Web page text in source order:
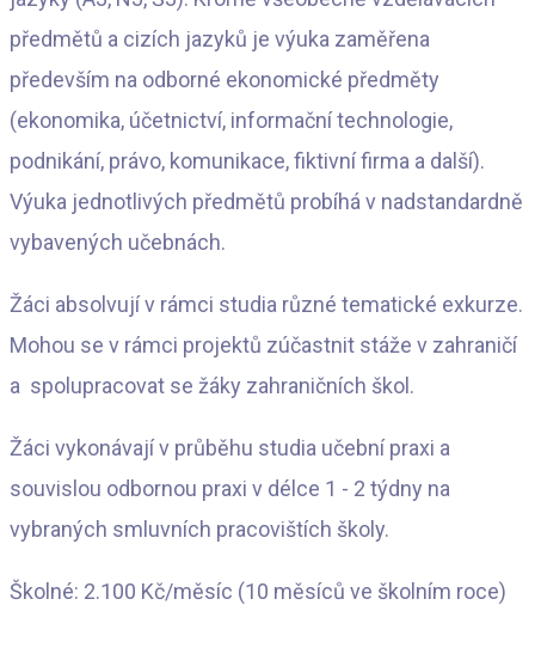
předmětů a cizích jazyků je výuka zaměřena
především na odborné ekonomické předměty
(ekonomika, účetnictví, informační technologie,
podnikání, právo, komunikace, fiktivní firma a další).
Výuka jednotlivých předmětů probíhá v nadstandardně
vybavených učebnách.
Žáci absolvují v rámci studia různé tematické exkurze.
Mohou se v rámci projektů zúčastnit stáže v zahraničí
a spolupracovat se žáky zahraničních škol.
Žáci vykonávají v průběhu studia učební praxi a
souvislou odbornou praxi v délce 1 - 2 týdny na
vybraných smluvních pracovištích školy.
Školné: 2.100 Kč/měsíc (10 měsíců ve školním roce)